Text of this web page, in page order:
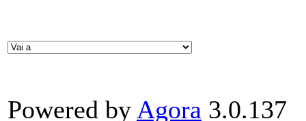
Powered by Agora 3.0.137